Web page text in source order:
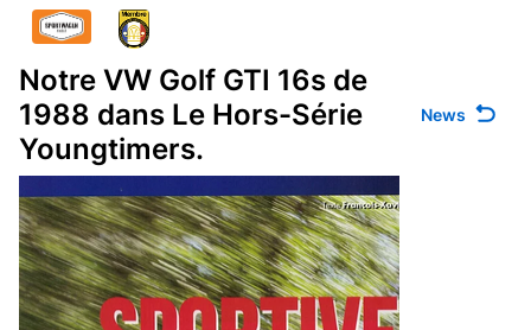
Notre VW Golf GTI 16s de
1988 dans Le Hors-Série
Youngtimers.
News